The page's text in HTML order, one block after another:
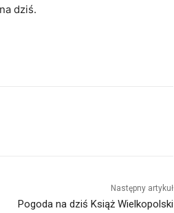
dziś.
Następny artykuł
Pogoda na dziś Książ Wielkopolski